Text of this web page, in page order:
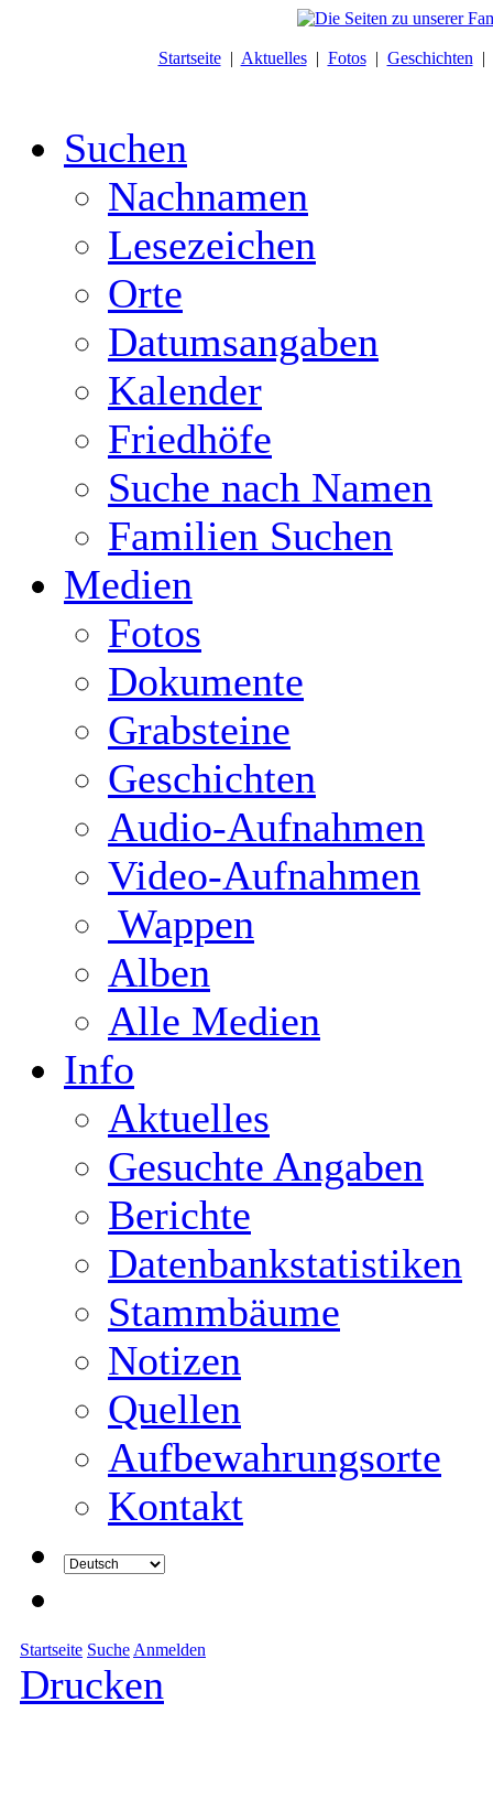
Startseite| Aktuelles| Fotos| Geschichten |
Suchen
Nachnamen
Lesezeichen
Orte
Datumsangaben
Kalender
Friedhöfe
Suche nach Namen
Familien Suchen
Medien
Fotos
Dokumente
Grabsteine
Geschichten
Audio-Aufnahmen
Video-Aufnahmen
Wappen
Alben
Alle Medien
Info
Aktuelles
Gesuchte Angaben
Berichte
Datenbankstatistiken
Stammbäume
Notizen
Quellen
Aufbewahrungsorte
Kontakt
Startseite Suche Anmelden
Drucken